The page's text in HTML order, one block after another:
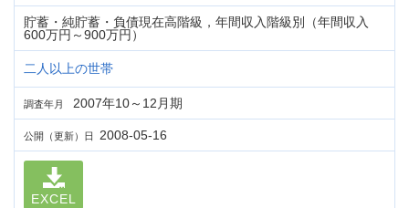
貯蓄・純貯蓄・負債現在高階級，年間収入階級別（年間収入
600万円～900万円）
二人以上の世帯
調査年月 2007年10～12月期
公開（更新）日 2008-05-16
EXCEL